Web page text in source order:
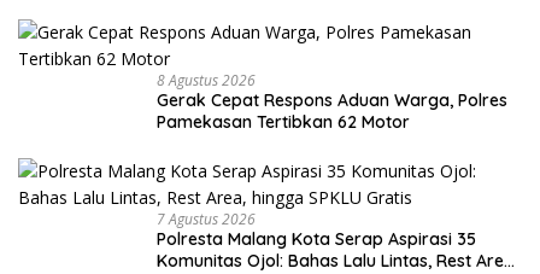
8 Agustus 2026
Gerak Cepat Respons Aduan Warga, Polres
Pamekasan Tertibkan 62 Motor
7 Agustus 2026
Polresta Malang Kota Serap Aspirasi 35
Komunitas Ojol: Bahas Lalu Lintas, Rest Area,